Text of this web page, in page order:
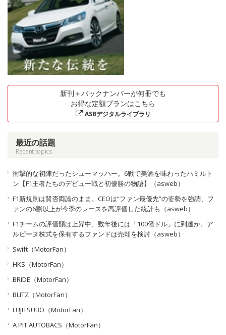
新刊＋バックナンバーが何冊でも
お得な定額プランはこちら
ASBデジタルライブラリ
最近の話題
Recent topics
衝撃的な初陣だったシューマッハー。6戦で美酒を味わったハミルト
ン【F1王者たちのデビュー戦と初優勝の物語】（asweb）
F1新規則は賛否両論のまま。CEOは“ファン最優先”の姿勢を強調、フ
ァンの6割以上が今季のレースを高評価した統計も（asweb）
F1チームの評価額は上昇中、数年後には「100億ドル」に到達か。ア
ルピーヌ株式を保有するファンドは売却を検討（asweb）
Swift（MotorFan）
HKS（MotorFan）
BRIDE（MotorFan）
BLITZ（MotorFan）
FUJITSUBO（MotorFan）
A PIT AUTOBACS（MotorFan）